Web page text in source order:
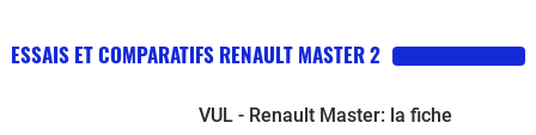
ESSAIS ET COMPARATIFS RENAULT MASTER 2
VUL - Renault Master: la fiche